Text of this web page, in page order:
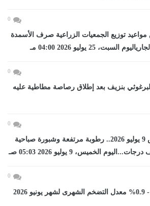
0
مواعيد توزيع الجمعيات الزراعية صرف الأسمدة
السبت، 25 يوليو 2026 04:00 مـ
0
بنزيف بعد إطلاق رصاصة مطاطية عليه
0
طقس الخميس 9 يوليو 2026.. رطوبة مرتفعة وشبورة صباحية
الخميس، 9 يوليو 2026 05:03 صـ
0